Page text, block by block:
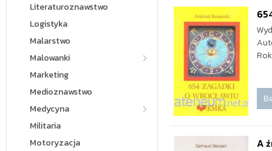
Literaturoznawstwo
Logistyka
Malarstwo
Malowanki
Marketing
Medioznawstwo
Medycyna
Militaria
Motoryzacja
A